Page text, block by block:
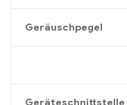
Geräuschpegel
Geräteschnittstelle